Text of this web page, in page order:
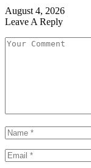
August 4, 2026
Leave A Reply